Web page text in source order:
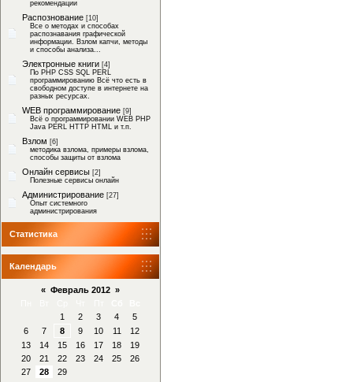
рекомендации
Распознование [10]
Все о методах и способах
распознавания графической
информации. Взлом капчи, методы
и способы анализа...
Электронные книги [4]
По PHP CSS SQL PERL
программированию Всё что есть в
свободном доступе в интернете на
разных ресурсах.
WEB программирование [9]
Всё о программировании WEB PHP
Java PERL HTTP HTML и т.п.
Взлом [6]
методика взлома, примеры взлома,
способы защиты от взлома
Онлайн сервисы [2]
Полезные сервисы онлайн
Администрирование [27]
Опыт системного
администрирования
Статистика
Календарь
« Февраль 2012 »
1
2 3 4
5
6
7 8 9 10 11
12
13
14 15 16 17 18
19
20
21 22 23 24 25
26
27
28 29